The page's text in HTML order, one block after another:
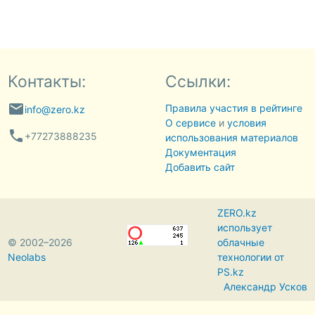
Контакты:
emailinfo@zero.kz
phone +77273888235
Ссылки:
Правила участия в рейтинге
О сервисеи условия
использования материалов
Документация
Добавить сайт
© 2002–2026
Neolabs
ZERO.kz
использует
облачные
технологии от
PS.kz
Александр Усков